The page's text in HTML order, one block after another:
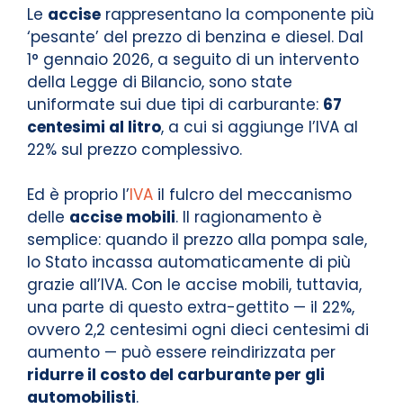
Le accise rappresentano la componente più
‘pesante’ del prezzo di benzina e diesel. Dal
1° gennaio 2026, a seguito di un intervento
della Legge di Bilancio, sono state
uniformate sui due tipi di carburante: 67
centesimi al litro, a cui si aggiunge l’IVA al
22% sul prezzo complessivo.
Ed è proprio l’IVA il fulcro del meccanismo
delle accise mobili. Il ragionamento è
semplice: quando il prezzo alla pompa sale,
lo Stato incassa automaticamente di più
grazie all’IVA. Con le accise mobili, tuttavia,
una parte di questo extra-gettito — il 22%,
ovvero 2,2 centesimi ogni dieci centesimi di
aumento — può essere reindirizzata per
ridurre il costo del carburante per gli
automobilisti.